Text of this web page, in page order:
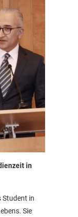
in
Student in
Sie